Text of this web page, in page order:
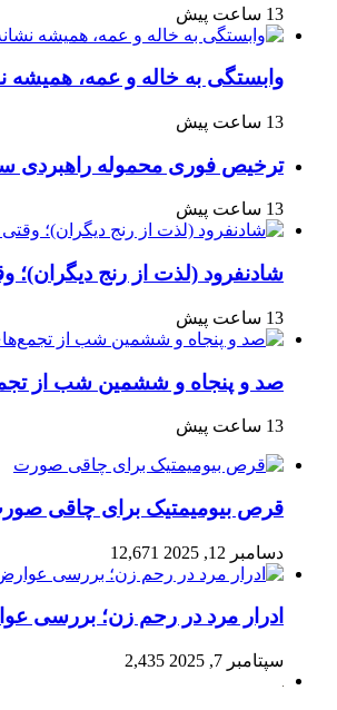
13 ساعت پیش
وابستگی به خاله و عمه،
13 ساعت پیش
ترخیص فوری محموله راهبردی
13 ساعت پیش
شادنفرود (لذت از رنج دیگران)؛
13 ساعت پیش
صد و پنجاه‌ و ششمین شب از
13 ساعت پیش
قرص بیومیمتیک برای چاقی
دسامبر 12, 2025 12,671
ادرار مرد در رحم زن؛ بررسی
سپتامبر 7, 2025 2,435